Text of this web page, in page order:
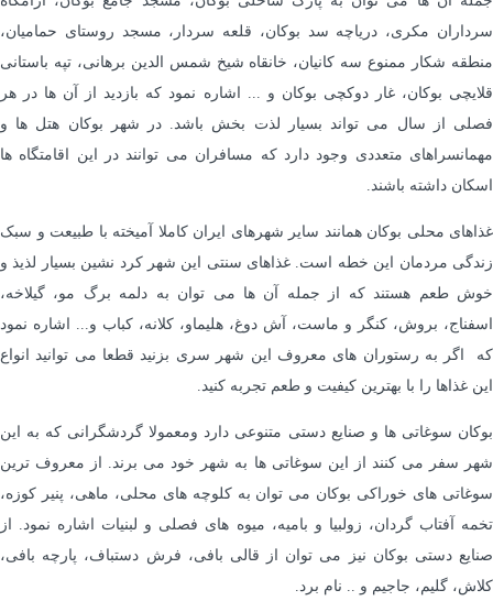
سرداران مکری، دریاچه سد بوکان، قلعه سردار، مسجد روستای حمامیان،
منطقه شکار ممنوع سه کانیان، خانقاه شیخ شمس الدین برهانی، تپه باستانی
قلایچی بوکان، غار دوکچی بوکان و ... اشاره نمود که بازدید از آن ها در هر
فصلی از سال می تواند بسیار لذت بخش باشد. در شهر بوکان هتل ها و
مهمانسراهای متعددی وجود دارد که مسافران می توانند در این اقامتگاه ها
اسکان داشته باشند.
غذاهای محلی بوکان همانند سایر شهرهای ایران کاملا آمیخته با طبیعت و سبک
زندگی مردمان این خطه است. غذاهای سنتی این شهر کرد نشین بسیار لذیذ و
خوش طعم هستند که از جمله آن ها می توان به دلمه برگ مو، گیلاخه،
اسفناج، بروش، کنگر و ماست، آش دوغ، هلیماو، کلانه، کباب و... اشاره نمود
که اگر به رستوران های معروف این شهر سری بزنید قطعا می توانید انواع
این غذاها را با بهترین کیفیت و طعم تجربه کنید.
بوکان سوغاتی ها و صنایع دستی متنوعی دارد ومعمولا گردشگرانی که به این
شهر سفر می کنند از این سوغاتی ها به شهر خود می برند. از معروف ترین
سوغاتی های خوراکی بوکان می توان به کلوچه های محلی، ماهی، پنیر کوزه،
تخمه آفتاب گردان، زولبیا و بامیه، میوه های فصلی و لبنیات اشاره نمود. از
صنایع دستی بوکان نیز می توان از قالی بافی، فرش دستباف، پارچه بافی،
کلاش، گلیم، جاجیم و .. نام برد.